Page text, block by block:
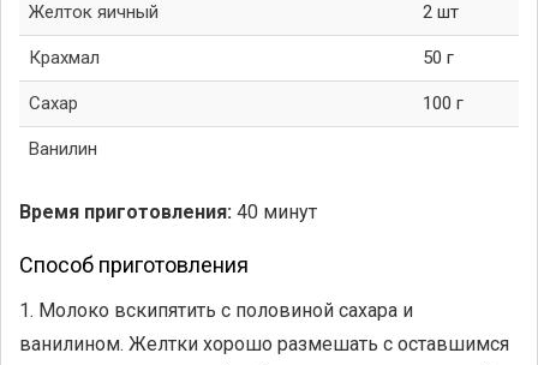
Желток яичный 2 шт
Крахмал 50 г
Сахар 100 г
Ванилин
Время приготовления: 40 минут
Способ приготовления
1. Молоко вскипятить с половиной сахара и
ванилином. Желтки хорошо размешать с оставшимся